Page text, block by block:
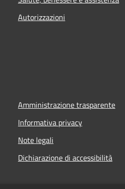
Autorizzazioni
Amministrazione trasparente
Informativa privacy
Note legali
Dichiarazione di accessibilità